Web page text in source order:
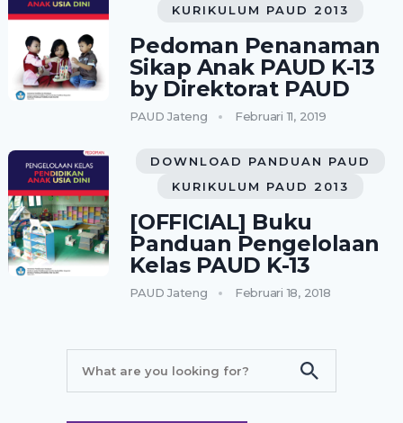
KURIKULUM PAUD 2013
Pedoman Penanaman
Sikap Anak PAUD K-13
by Direktorat PAUD
PAUD Jateng Februari 11, 2019
DOWNLOAD PANDUAN PAUD
KURIKULUM PAUD 2013
[OFFICIAL] Buku
Panduan Pengelolaan
Kelas PAUD K-13
PAUD Jateng Februari 18, 2018